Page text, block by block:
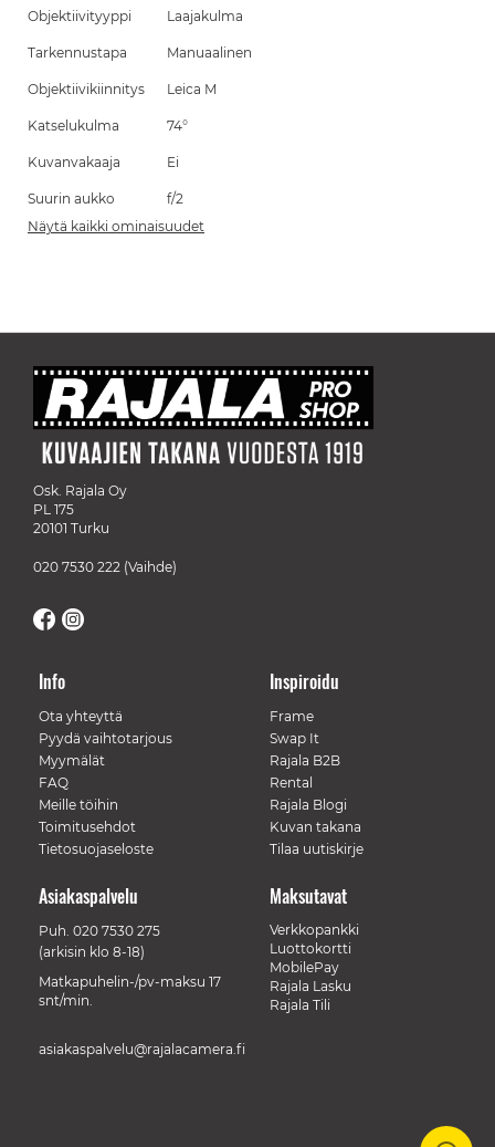
Objektiivityyppi Laajakulma
Tarkennustapa Manuaalinen
Objektiivikiinnitys Leica M
Katselukulma 74°
Kuvanvakaaja Ei
Suurin aukko
f/2
Näytä kaikki ominaisuudet
Osk. Rajala Oy
PL 175
20101 Turku
020 7530 222 (Vaihde)
Info
Ota yhteyttä
Pyydä vaihtotarjous
Myymälät
FAQ
Meille töihin
Toimitusehdot
Tietosuojaseloste
Inspiroidu
Frame
Swap It
Rajala B2B
Rental
Rajala Blogi
Kuvan takana
Tilaa uutiskirje
Maksutavat
Verkkopankki
Luottokortti
MobilePay
Rajala Lasku
Rajala Tili
Asiakaspalvelu
Puh. 020 7530 275
(arkisin klo 8-18)
Matkapuhelin-/pv-maksu 17
snt/min.
asiakaspalvelu@rajalacamera.fi